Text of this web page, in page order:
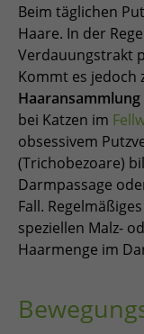
Beim täglichen
Haare. In der
Verdauungstrakt
Kommt es jedoch
Haaransammlung
bei Katzen im
obsessivem
(Trichobezoare)
Darmpassage
Fall.
speziellen Malz-
Haarmenge im